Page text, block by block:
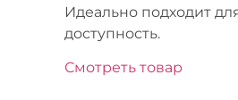
Идеально подходит
доступность.
Смотреть товар